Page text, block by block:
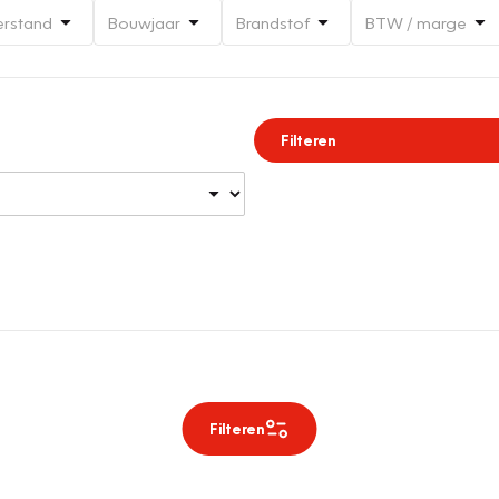
Bouwjaar Brandstof BTW / marge
Filteren
Filteren